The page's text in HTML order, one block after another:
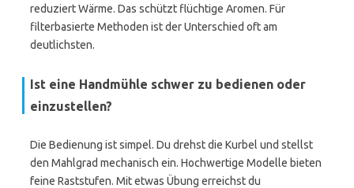
reduziert Wärme. Das schützt flüchtige Aromen. Für
filterbasierte Methoden ist der Unterschied oft am
deutlichsten.
Ist eine Handmühle schwer zu bedienen oder
einzustellen?
Die Bedienung ist simpel. Du drehst die Kurbel und stellst
den Mahlgrad mechanisch ein. Hochwertige Modelle bieten
feine Raststufen. Mit etwas Übung erreichst du